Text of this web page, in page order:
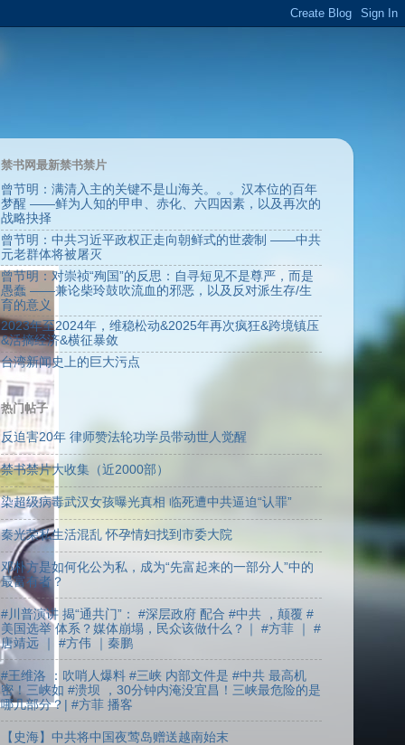
禁书网最新禁书禁片
曾节明：满清入主的关键不是山海关。。。汉本位的百年
梦醒 ——鲜为人知的甲申、赤化、六四因素，以及再次的
战略抉择
曾节明：中共习近平政权正走向朝鲜式的世袭制 ——中共
元老群体将被屠灭
曾节明：对崇祯“殉国”的反思：自寻短见不是尊严，而是
愚蠢 ——兼论柴玲鼓吹流血的邪恶，以及反对派生存/生
育的意义
2023年至2024年，维稳松动&2025年再次疯狂&跨境镇压
&活摘经济&横征暴敛
台湾新闻史上的巨大污点
热门帖子
反迫害20年 律师赞法轮功学员带动世人觉醒
禁书禁片大收集（近2000部）
染超级病毒武汉女孩曝光真相 临死遭中共逼迫“认罪”
秦光荣私生活混乱 怀孕情妇找到市委大院
邓朴方是如何化公为私，成为“先富起来的一部分人”中的
最富有者？
#川普演讲 揭“通共门”： #深层政府 配合 #中共 ，颠覆 #
美国选举 体系？媒体崩塌，民众该做什么？｜ #方菲 ｜ #
唐靖远 ｜ #方伟 ｜秦鹏
#王维洛 ：吹哨人爆料 #三峡 内部文件是 #中共 最高机
密！三峡如 #溃坝 ，30分钟内淹没宜昌！三峡最危险的是
哪几部分？| #方菲 播客
【史海】中共将中国夜莺岛赠送越南始末